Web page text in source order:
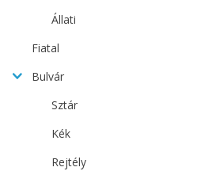
Állati
Fiatal
Bulvár
Sztár
Kék
Rejtély